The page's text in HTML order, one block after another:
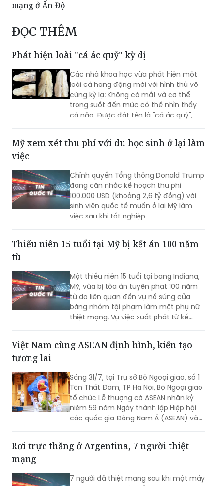
chống lại đợt nắng nóng gay gắt
Mưa lũ và sạt lở đất khiến hơn 100 người thiệt
mạng ở Ấn Độ
ĐỌC THÊM
Phát hiện loài "cá ác quỷ" kỳ dị
Các nhà khoa học vừa phát hiện một
loài cá hang động mới với hình thù vô
trong suốt đến mức có thể nhìn thấy
cả não. Được đặt tên là "cá ác quỷ",
giá có thể là một trong những loài cá
hiếm nhất trên thế giới hiện nay.
Mỹ xem xét thu phí với du học sinh ở lại làm
việc
Chính quyền Tổng thống Donald Trump
đang cân nhắc kế hoạch thu phí
sinh viên quốc tế muốn ở lại Mỹ làm
việc sau khi tốt nghiệp.
Thiếu niên 15 tuổi tại Mỹ bị kết án 100 năm
tù
Một thiếu niên 15 tuổi tại bang Indiana,
Mỹ, vừa bị tòa án tuyên phạt 100 năm
băng nhóm tội phạm làm một phụ nữ
thiệt mạng. Vụ việc xuất phát từ kế
chứng, khiến một nạn nhân không liên
quan tử vong và hai người khác bị
thương.
Việt Nam cùng ASEAN định hình, kiến tạo
tương lai
Sáng 31/7, tại Trụ sở Bộ Ngoại giao, số 1
Tôn Thất Đàm, TP Hà Nội, Bộ Ngoại giao
niệm 59 năm Ngày thành lập Hiệp hội
các quốc gia Đông Nam Á (ASEAN) và
Rơi trực thăng ở Argentina, 7 người thiệt